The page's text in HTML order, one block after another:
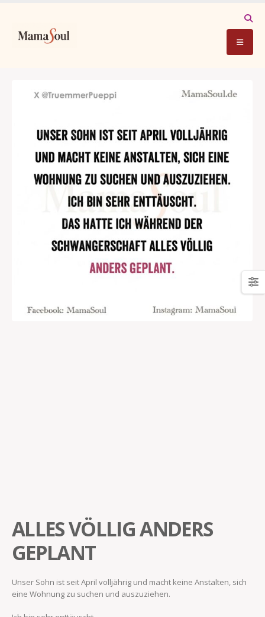
ALLES VÖLLIG ANDERS
GEPLANT
Unser Sohn ist seit April volljährig und macht keine Anstalten, sich
eine Wohnung zu suchen und auszuziehen.